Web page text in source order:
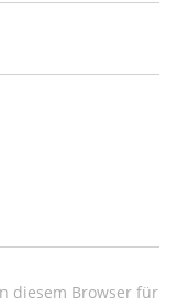
diesem Browser für